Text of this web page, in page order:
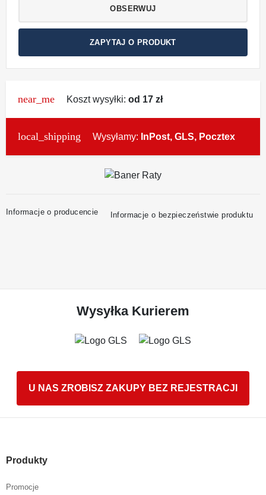
OBSERWUJ
ZAPYTAJ O PRODUKT
near_me Koszt wysyłki: od 17 zł
local_shipping Wysyłamy: InPost, GLS, Pocztex
Informacje o producencie Informacje o bezpieczeństwie produktu
Wysyłka Kurierem
U NAS ZROBISZ ZAKUPY BEZ REJESTRACJI
Produkty
Promocje